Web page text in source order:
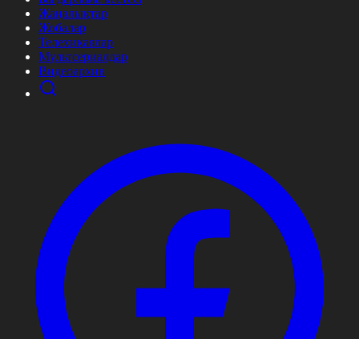
Жаңалықтар
Жобалар
Телехикаялар
Мультсериалдар
Видеоархив